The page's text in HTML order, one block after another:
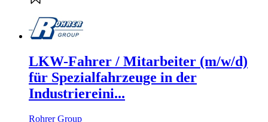
LKW-Fahrer / Mitarbeiter (m/w/d)
für Spezialfahrzeuge in der
Industriereini...
Rohrer Group